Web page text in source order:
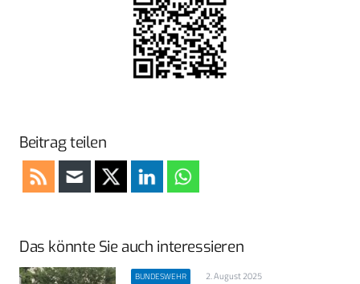
Beitrag teilen
Das könnte Sie auch interessieren
BUNDESWEHR 2. August 2025